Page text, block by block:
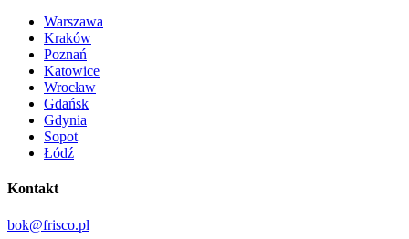
Warszawa
Kraków
Poznań
Katowice
Wrocław
Gdańsk
Gdynia
Sopot
Łódź
Kontakt
bok@frisco.pl